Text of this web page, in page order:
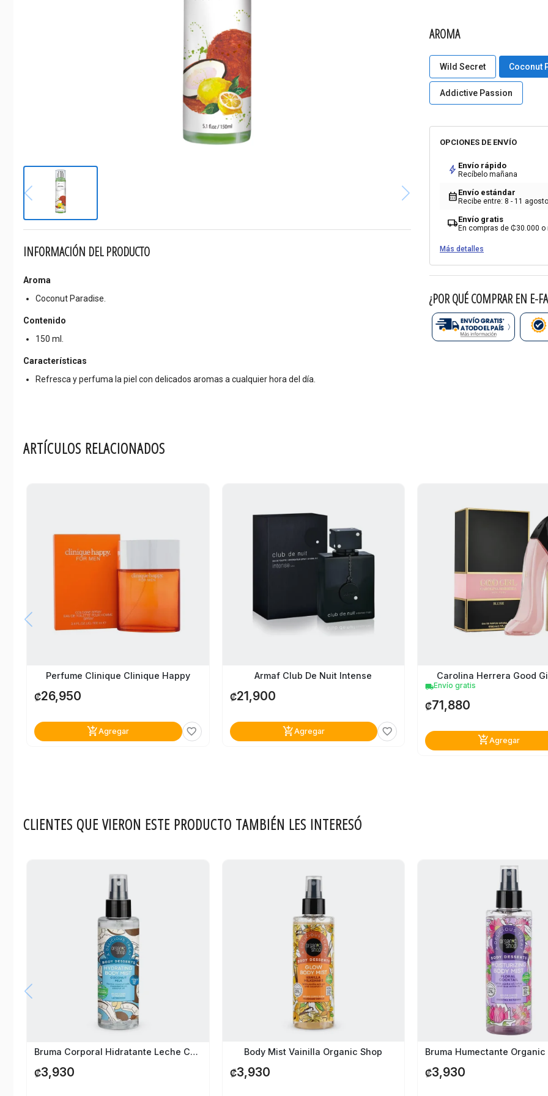
INFORMACIÓN DEL PRODUCTO
Aroma
Coconut Paradise.
Contenido
150 ml.
Características
Refresca y perfuma la piel con delicados aromas a cualquier hora del día.
AROMA
Wild Secret Coconut
Addictive Passion
OPCIONES DE ENVÍO
bolt Envío rápido
Recíbelo mañana
calendar_month Envío estándar
Recibe entre: 8 - 11 agosto
local_shippingEnvío gratis
En compras de ₡30.000 o
Más detalles
¿POR QUÉ COMPRAR EN E-
ARTÍCULOS RELACIONADOS
Perfume Clinique Clinique Happy
₡26,950
add_shopping_cartAgregar favorite_border
Armaf Club De Nuit Intense
₡21,900
add_shopping_cartAgregar favorite_border
Carolina Herrera Good
local_shippingEnvío gratis
₡71,880
add_shopping_cartAgregar
CLIENTES QUE VIERON ESTE PRODUCTO TAMBIÉN LES INTERESÓ
Bruma Corporal Hidratante Leche Coco Organic Shop
₡3,930
Body Mist Vainilla Organic Shop
₡3,930 ₡3,930